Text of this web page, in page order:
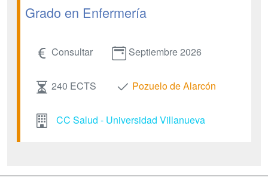
Grado en Enfermería
Consultar Septiembre 2026
240 ECTS Pozuelo de Alarcón
CC Salud - Universidad Villanueva